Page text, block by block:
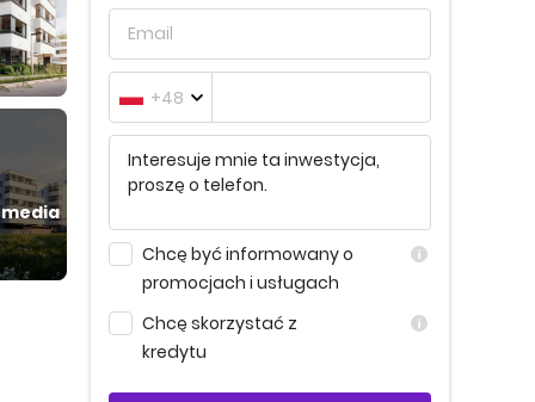
+48
Chcę być informowany o
promocjach i usługach
Chcę skorzystać z
kredytu